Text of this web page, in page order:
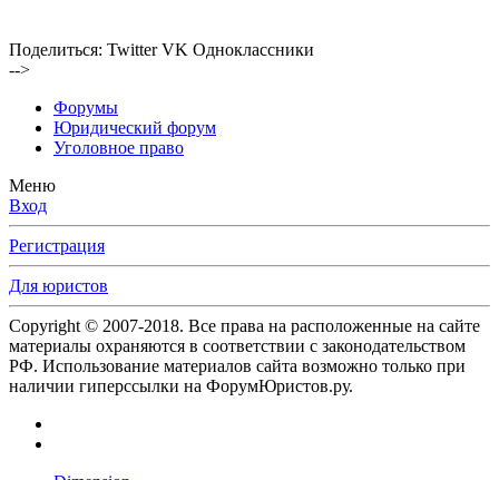
Поделиться: Twitter VK Одноклассники
-->
Форумы
Юридический форум
Уголовное право
Меню
Вход
Регистрация
Для юристов
Copyright © 2007-2018. Все права на расположенные на сайте
материалы охраняются в соответствии с законодательством
РФ. Использование материалов сайта возможно только при
наличии гиперссылки на ФорумЮристов.ру.